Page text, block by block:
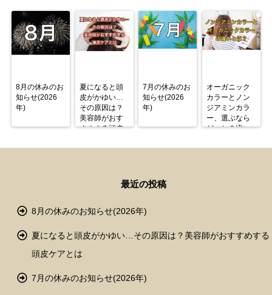
8月の休みのお
知らせ(2026
年)
夏になると頭
皮がかゆい…
その原因は？
美容師がおす
すめする頭皮
7月の休みのお
知らせ(2026
年)
オーガニック
カラーとノン
ジアミンカラ
ー、選ぶなら
どっち？違い
最近の投稿
8月の休みのお知らせ(2026年)
夏になると頭皮がかゆい…その原因は？美容師がおすすめする
頭皮ケアとは
7月の休みのお知らせ(2026年)